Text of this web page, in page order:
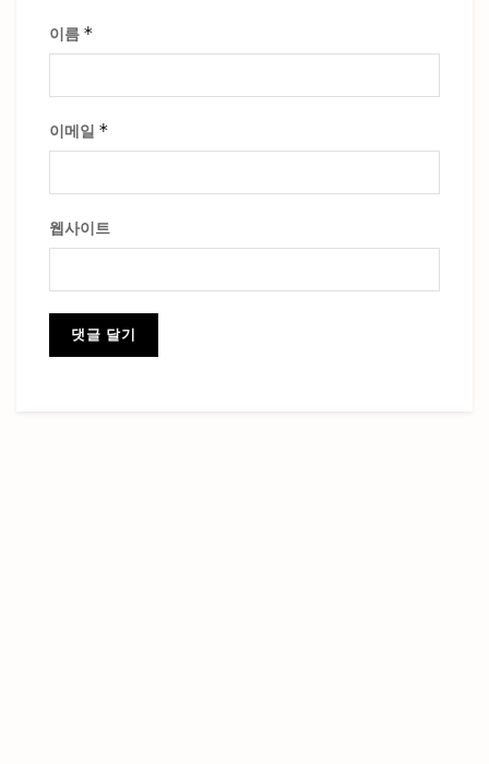
이름 *
이메일 *
웹사이트